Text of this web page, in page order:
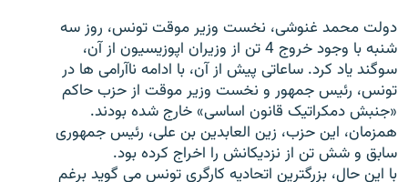
فرکانس‌ها
گزارش‌های تصویری
گزارش‌های ویدئویی
زنان فردا
English
به ما بپیوندید
دولت محمد غنوشی، نخست وزیر موقت تونس، روز سه
شنبه با وجود خروج 4 تن از وزیران اپوزیسیون از آن،
سوگند یاد کرد. ساعاتی پیش از آن، با ادامه ناآرامی ها در
تونس، رئیس جمهور و نخست وزیر موقت از حزب حاکم
«جنبش دمکراتیک قانون اساسی» خارج شده بودند.
همزمان، این حزب، زین العابدین بن علی، رئیس جمهوری
سابق و شش تن از نزدیکانش را اخراج کرده بود.
با این حال، بزرگترین اتحادیه کارگری تونس می گوید برغم